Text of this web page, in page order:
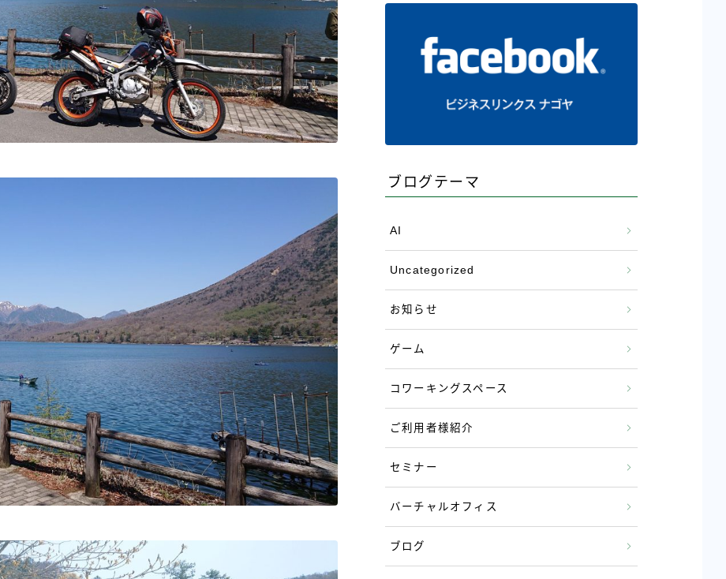
ブログテーマ
AI
Uncategorized
お知らせ
ゲーム
コワーキングスペース
ご利用者様紹介
セミナー
バーチャルオフィス
ブログ